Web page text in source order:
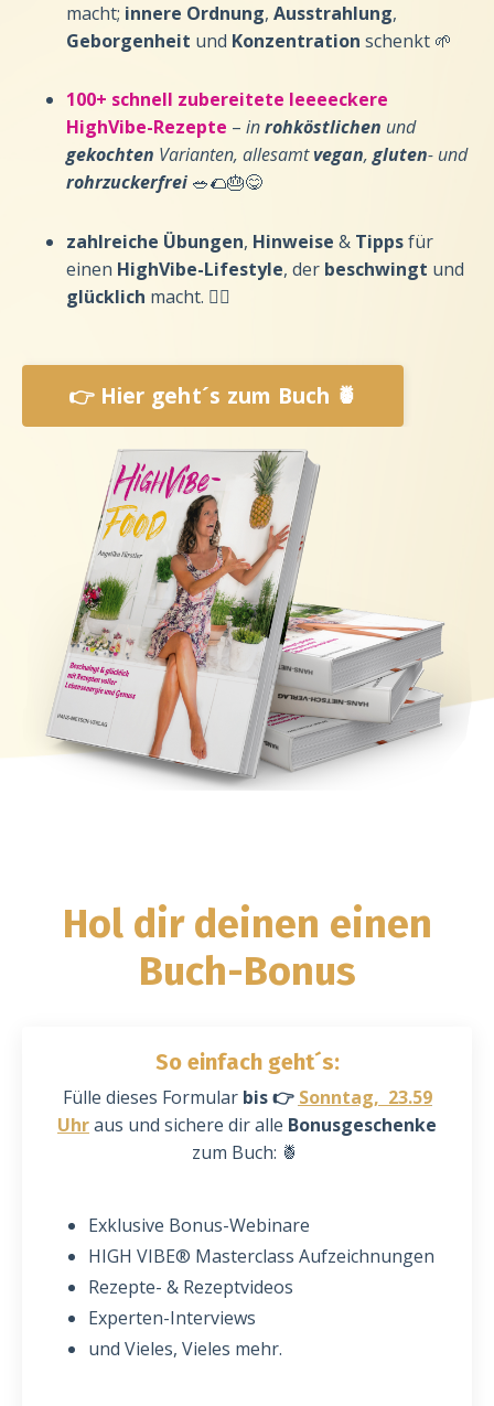
macht; innere Ordnung, Ausstrahlung,
Geborgenheit und Konzentration schenkt 🌱
100+ schnell zubereitete leeeeckere
HighVibe-Rezepte – inrohköstlichen und
gekochten Varianten, allesamtvegan, gluten- und
rohrzuckerfrei 🥗🌮🎂😋
zahlreiche Übungen, Hinweise & Tippsfür
einen HighVibe-Lifestyle, der beschwingt und
glücklich macht. 🤸‍♀️
👉 Hier geht´s zum Buch 🍍
Hol dir deinen einen
Buch-Bonus
So einfach geht´s:
Fülle dieses Formular bis 👉 Sonntag, 23.59
Uhraus und sichere dir alle Bonusgeschenke
zum Buch: 🍍
Exklusive Bonus-Webinare
HIGH VIBE® Masterclass Aufzeichnungen
Rezepte- & Rezeptvideos
Experten-Interviews
und Vieles, Vieles mehr.